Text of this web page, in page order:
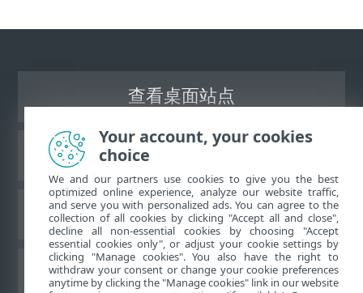
查看桌面站点
ESET 知识库
ESET 论坛
区域支持
Your account, your cookies
choice
We and our partners use cookies to give you the best
optimized online experience, analyze our website traffic,
and serve you with personalized ads. You can agree to the
collection of all cookies by clicking "Accept all and close",
decline all non-essential cookies by choosing "Accept
essential cookies only", or adjust your cookie settings by
clicking "Manage cookies". You also have the right to
withdraw your consent or change your cookie preferences
anytime by clicking the "Manage cookies" link in our website